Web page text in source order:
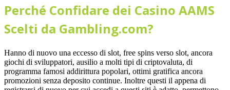
Perché Confidare dei Casino AAMS
Scelti da Gambling.com?
Hanno di nuovo una eccesso di slot, free spins verso slot, ancora
giochi di sviluppatori, ausilio a molti tipi di criptovaluta, di
programma famosi addirittura popolari, ottimi gratifica ancora
promozioni senza deposito continue. Inoltre questi il appena di